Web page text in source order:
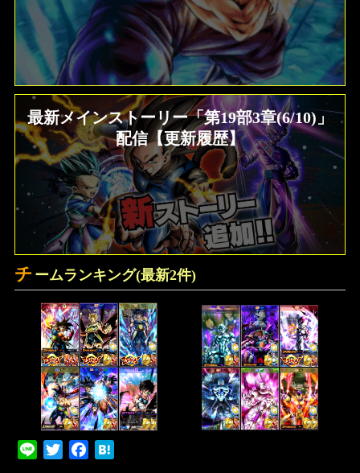
最新メインストーリー「第19部3章(6/10)」
配信【更新履歴】
チ ームランキング(最新2件)
Line Twitter Facebook